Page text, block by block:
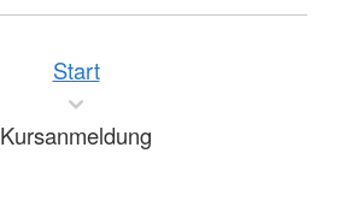
Start
Kursanmeldung